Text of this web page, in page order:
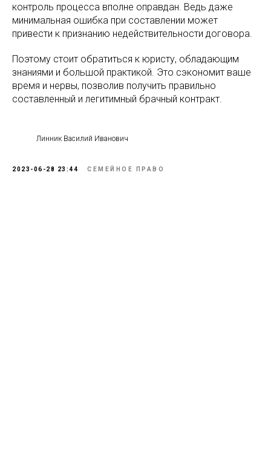
контроль процесса вполне оправдан. Ведь даже
минимальная ошибка при составлении может
привести к признанию недействительности договора.
Поэтому стоит обратиться к юристу, обладающим
знаниями и большой практикой. Это сэкономит ваше
время и нервы, позволив получить правильно
составленный и легитимный брачный контракт.
Линник Василий Иванович
2023-06-28 23:44 СЕМЕЙНОЕ ПРАВО